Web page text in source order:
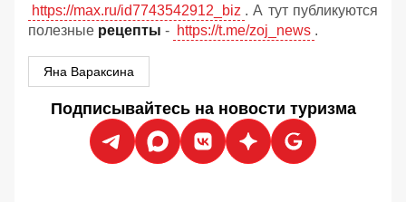
https://max.ru/id7743542912_biz . А тут публикуются
полезные рецепты - https://t.me/zoj_news .
Яна Вараксина
Подписывайтесь на новости туризма